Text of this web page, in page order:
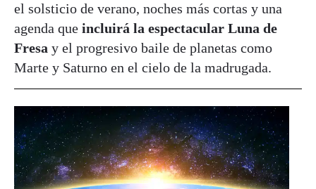
el solsticio de verano, noches más cortas y una
agenda que incluirá la espectacular Luna de
Fresa y el progresivo baile de planetas como
Marte y Saturno en el cielo de la madrugada.